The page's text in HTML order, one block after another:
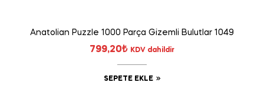
Anatolian Puzzle 1000 Parça Gizemli Bulutlar 1049
799,20₺ KDV dahildir
SEPETE EKLE